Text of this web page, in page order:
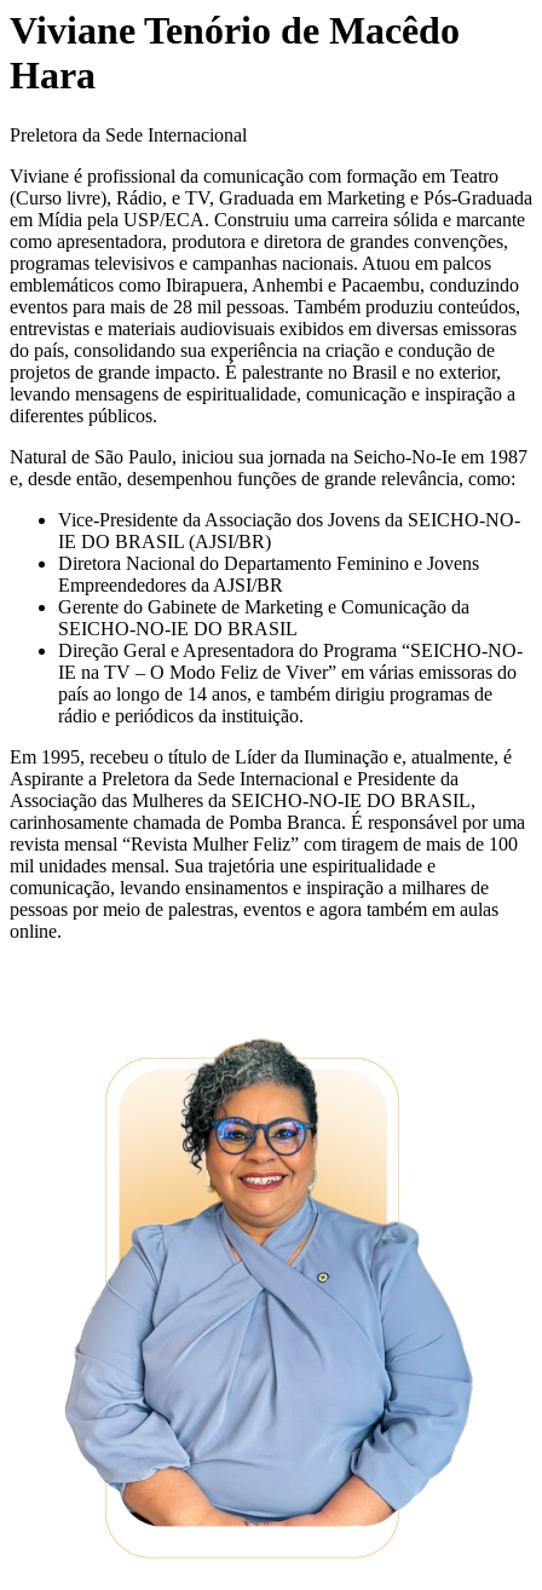
Viviane Tenório de Macêdo
Hara
Preletora da Sede Internacional
Viviane é profissional da comunicação com formação em Teatro
(Curso livre), Rádio, e TV, Graduada em Marketing e Pós-Graduada
em Mídia pela USP/ECA. Construiu uma carreira sólida e marcante
como apresentadora, produtora e diretora de grandes convenções,
programas televisivos e campanhas nacionais. Atuou em palcos
emblemáticos como Ibirapuera, Anhembi e Pacaembu, conduzindo
eventos para mais de 28 mil pessoas. Também produziu conteúdos,
entrevistas e materiais audiovisuais exibidos em diversas emissoras
do país, consolidando sua experiência na criação e condução de
projetos de grande impacto. É palestrante no Brasil e no exterior,
levando mensagens de espiritualidade, comunicação e inspiração a
diferentes públicos.
Natural de São Paulo, iniciou sua jornada na Seicho-No-Ie em 1987
e, desde então, desempenhou funções de grande relevância, como:
Vice-Presidente da Associação dos Jovens da SEICHO-NO-
IE DO BRASIL (AJSI/BR)
Diretora Nacional do Departamento Feminino e Jovens
Empreendedores da AJSI/BR
Gerente do Gabinete de Marketing e Comunicação da
SEICHO-NO-IE DO BRASIL
Direção Geral e Apresentadora do Programa “SEICHO-NO-
IE na TV – O Modo Feliz de Viver” em várias emissoras do
país ao longo de 14 anos, e também dirigiu programas de
rádio e periódicos da instituição.
Em 1995, recebeu o título de Líder da Iluminação e, atualmente, é
Aspirante a Preletora da Sede Internacional e Presidente da
Associação das Mulheres da SEICHO-NO-IE DO BRASIL,
carinhosamente chamada de Pomba Branca. É responsável por uma
revista mensal “Revista Mulher Feliz” com tiragem de mais de 100
mil unidades mensal. Sua trajetória une espiritualidade e
comunicação, levando ensinamentos e inspiração a milhares de
pessoas por meio de palestras, eventos e agora também em aulas
online.